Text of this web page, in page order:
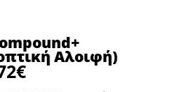
Αλοιφή)
€Price